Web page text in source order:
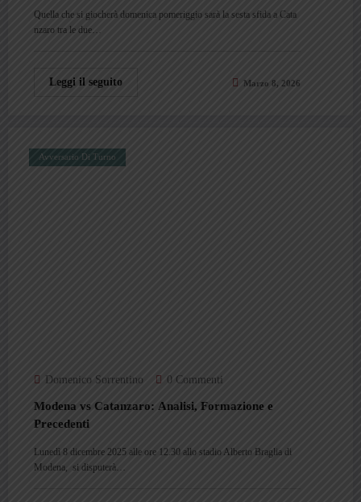
Quella che si giocherà domenica pomeriggio sarà la sesta sfida a Cata
nzaro tra le due…
Leggi il seguito Marzo 8, 2026
Avversario Di Turno
Domenico Sorrentino 0 Commenti
Modena vs Catanzaro: Analisi, Formazione e
Precedenti
Lunedì 8 dicembre 2025 alle ore 12.30 allo stadio Alberto Braglia di
Modena, si disputerà…